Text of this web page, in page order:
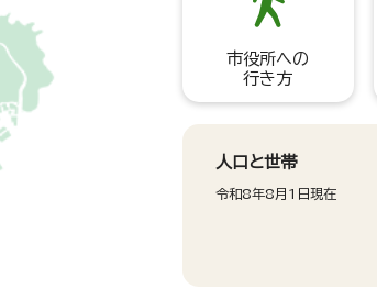
市役所への
行き方
人口と世帯
令和8年8月1日現在